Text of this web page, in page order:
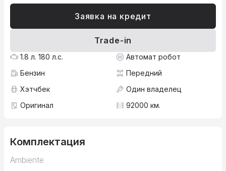
Заявка на кредит
Trade-in
1.8 л. 180 л.с.
Автомат робот
Бензин
Передний
Хэтчбек
Один владелец
Оригинал
92000 км.
Комплектация
Ambiente